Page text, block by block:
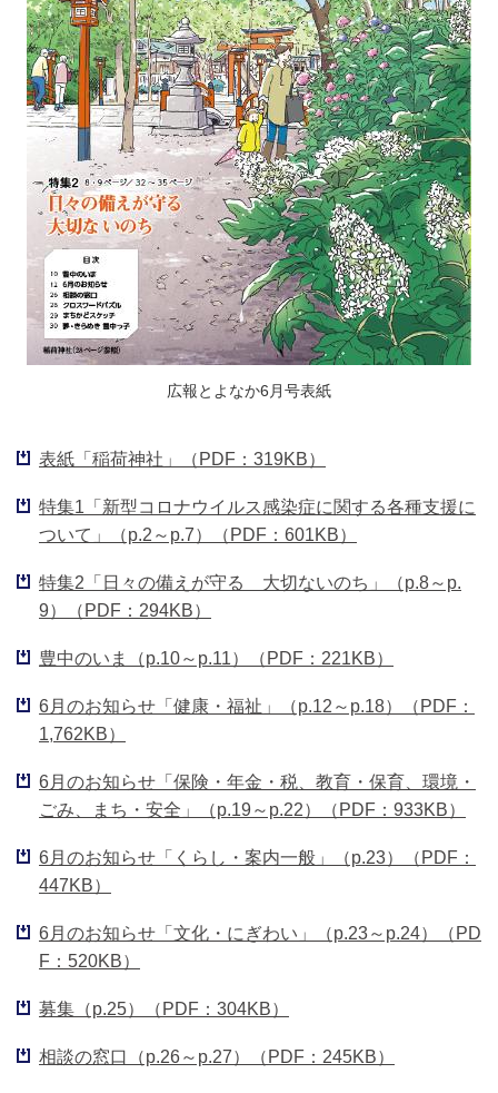
広報とよなか6月号表紙
表紙「稲荷神社」（PDF：319KB）
特集1「新型コロナウイルス感染症に関する各種支援に
ついて」（p.2～p.7）（PDF：601KB）
特集2「日々の備えが守る 大切ないのち」（p.8～p.
9）（PDF：294KB）
豊中のいま（p.10～p.11）（PDF：221KB）
6月のお知らせ「健康・福祉」（p.12～p.18）（PDF：
1,762KB）
6月のお知らせ「保険・年金・税、教育・保育、環境・
ごみ、まち・安全」（p.19～p.22）（PDF：933KB）
6月のお知らせ「くらし・案内一般」（p.23）（PDF：
447KB）
6月のお知らせ「文化・にぎわい」（p.23～p.24）（PD
F：520KB）
募集（p.25）（PDF：304KB）
相談の窓口（p.26～p.27）（PDF：245KB）